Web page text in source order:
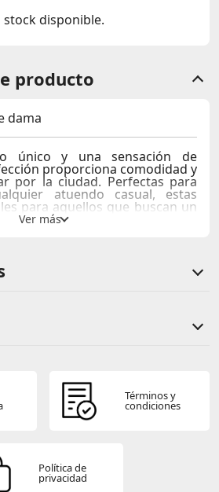
stock disponible.
producto
dama
único y una sensación de
proporciona comodidad y
por la ciudad. Perfectas para
atuendo casual, estas
para aquellos que buscan un
un toque distintivo.
que compraron este producto
calificaciones
aún no tiene calificaciones.
Términos y
condiciones
Política de
privacidad